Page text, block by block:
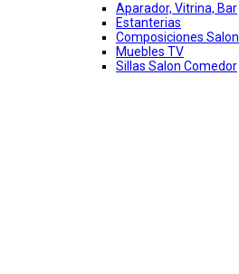
Aparador, Vitrina, Bar
Estanterias
Composiciones Salon
Muebles TV
Sillas Salon Comedor